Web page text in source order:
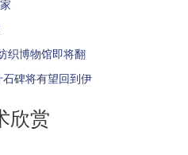
织博物馆即将翻
碑将有望回到伊
欣赏